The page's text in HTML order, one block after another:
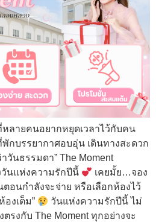
ลายคนอยากหยุดเวลาไว้กับคน
กบรรยากาศอบอุ่น เดินทางสะดวก
วันธรรมดา” The Moment
นแห่งความรักปีนี้
เคยมั้ย…จอง
นกำลังจะจ่าย หรือเลือกห้องไว้
งเต็ม”
วันแห่งความรักปีนี้ ไม่
ตรงกับ The Moment ทุกอย่างจะ